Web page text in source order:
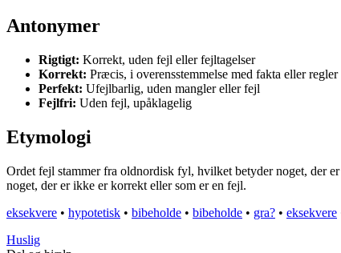
Antonymer
Rigtigt: Korrekt, uden fejl eller fejltagelser
Korrekt: Præcis, i overensstemmelse med fakta eller regler
Perfekt: Ufejlbarlig, uden mangler eller fejl
Fejlfri: Uden fejl, upåklagelig
Etymologi
Ordet fejl stammer fra oldnordisk fyl, hvilket betyder noget, der
noget, der er ikke er korrekt eller som er en fejl.
eksekvere • hypotetisk • bibeholde • bibeholde • gra? • eksekvere
Huslig